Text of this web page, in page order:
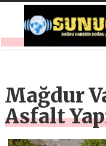
Mağdur
Asfalt